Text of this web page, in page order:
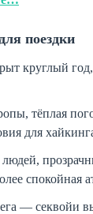
поездки
круглый
тёплая
для
спокойная
— секвойи